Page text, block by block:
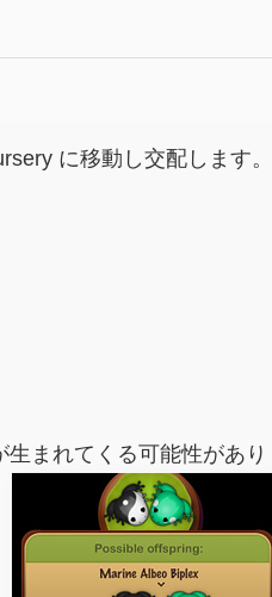
に移動し交配します。
まれてくる可能性があり